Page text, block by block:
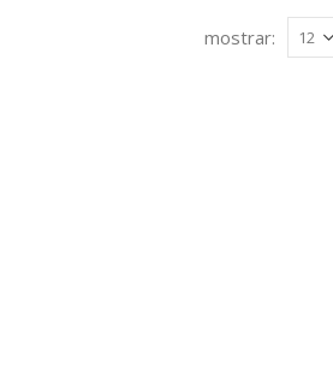
mostrar: